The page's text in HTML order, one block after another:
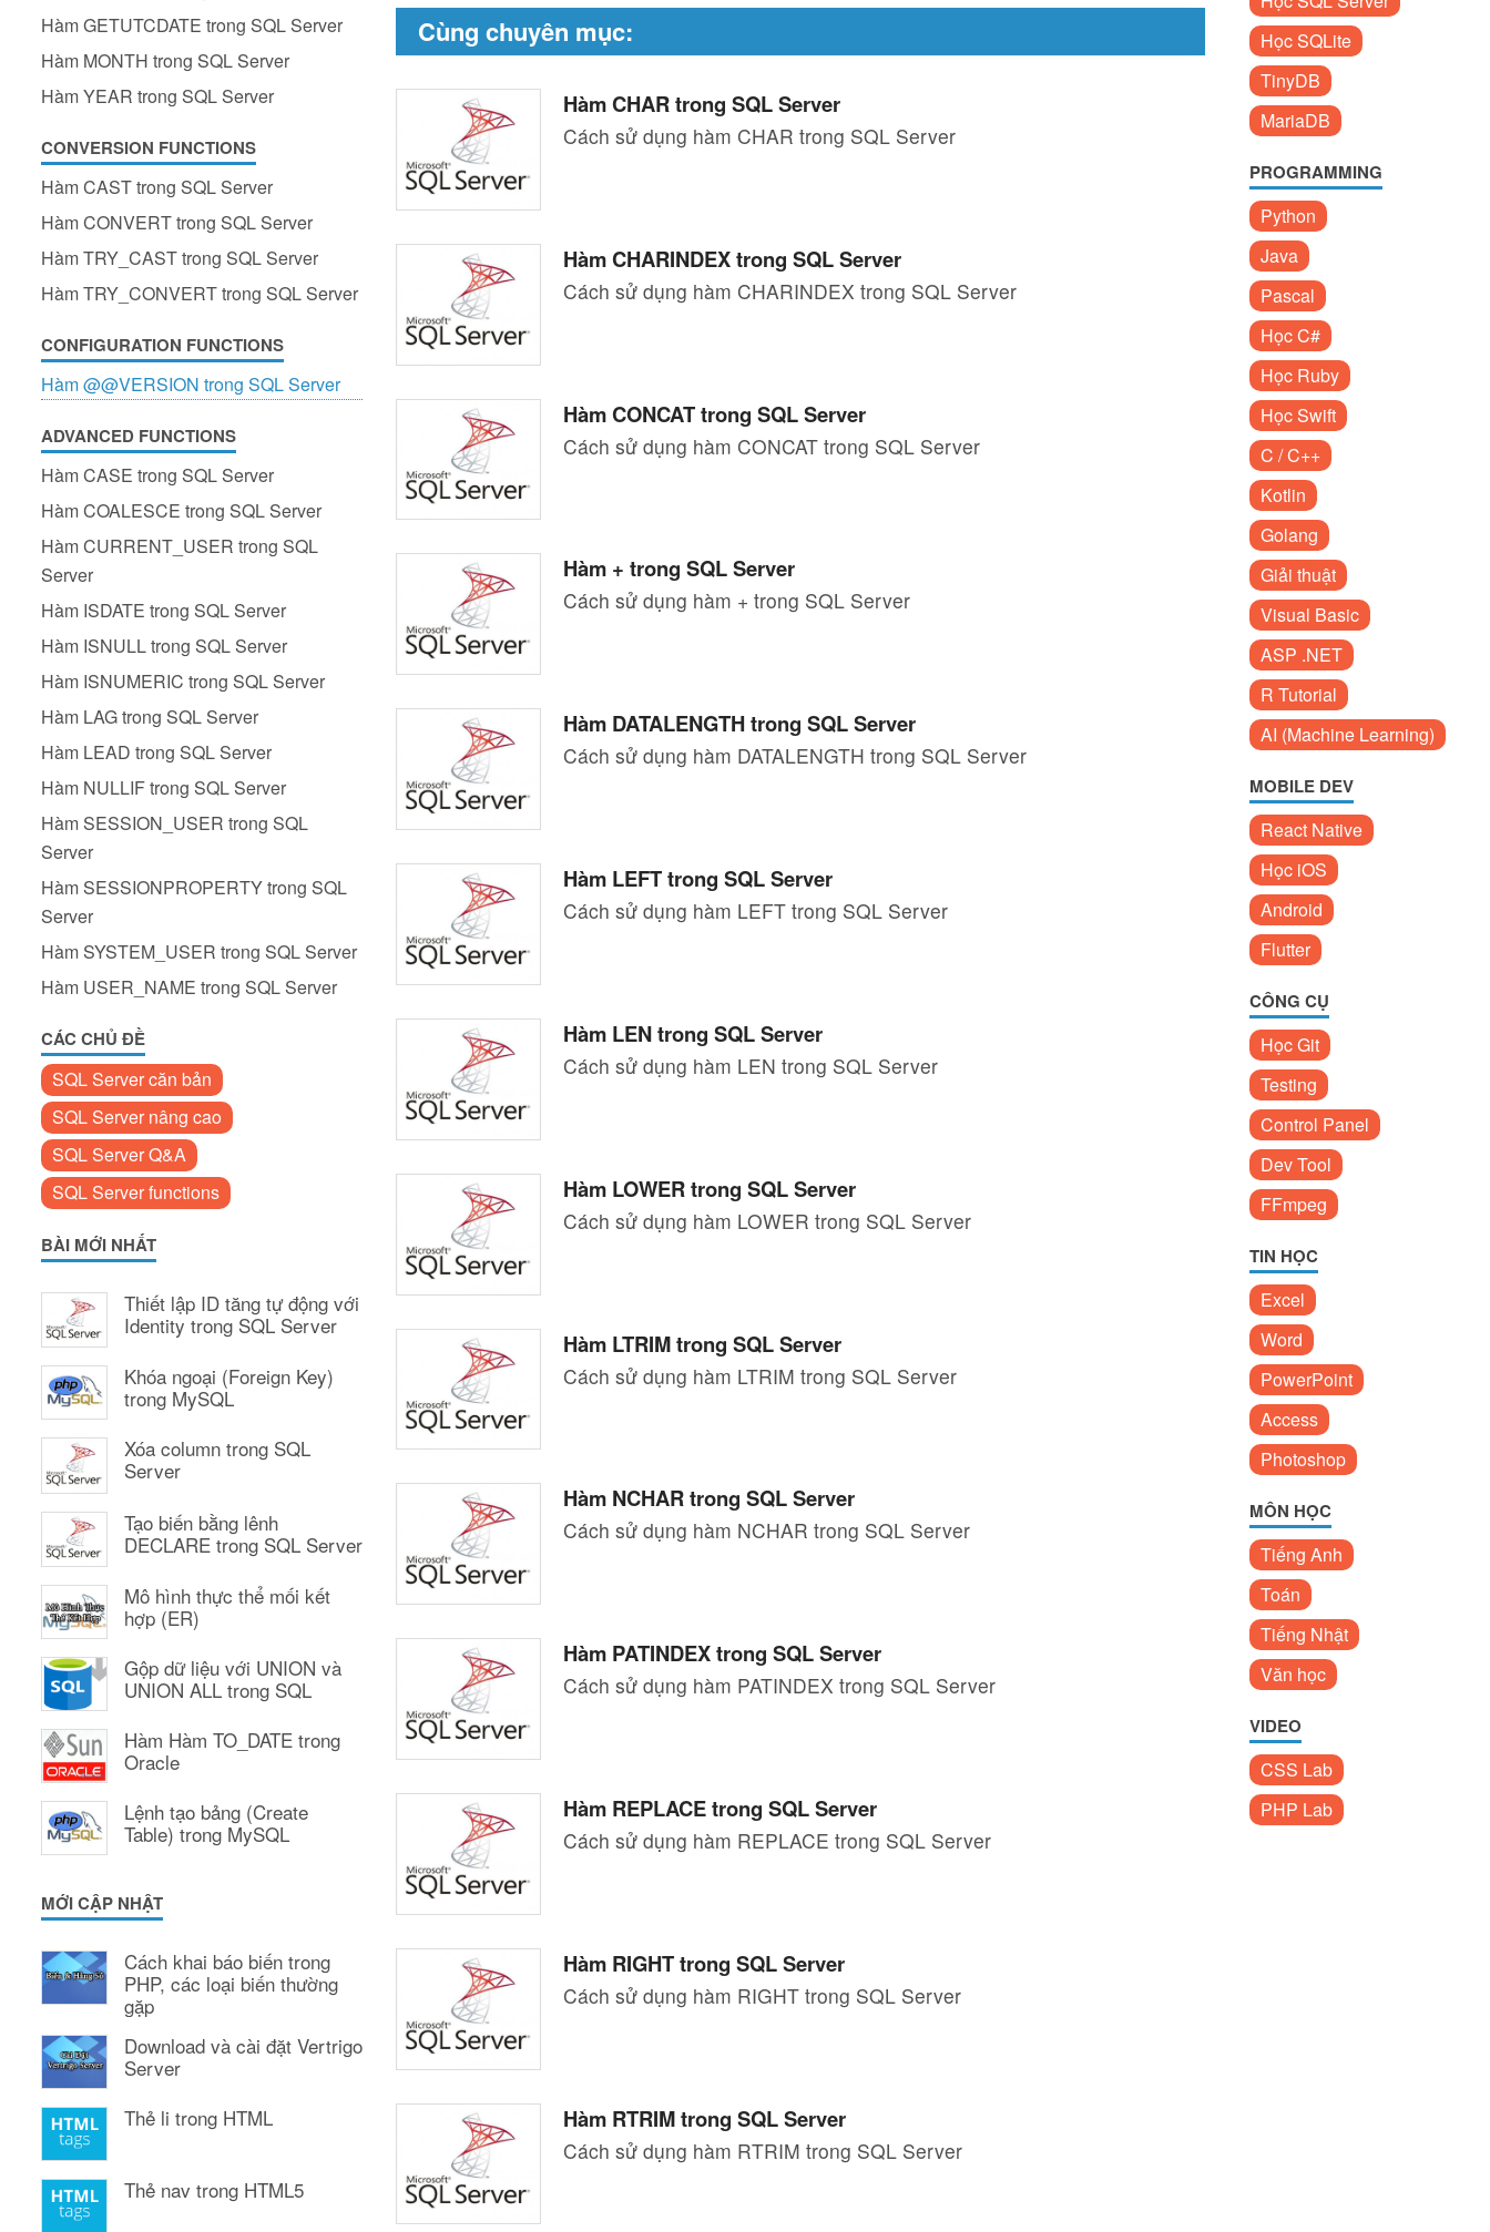
Hàm GETUTCDATE trong SQL Server
Hàm MONTH trong SQL Server
Hàm YEAR trong SQL Server
CONVERSION FUNCTIONS
Hàm CAST trong SQL Server
Hàm CONVERT trong SQL Server
Hàm TRY_CAST trong SQL Server
Hàm TRY_CONVERT trong SQL Server
CONFIGURATION FUNCTIONS
Hàm @@VERSION trong SQL Server
ADVANCED FUNCTIONS
Hàm CASE trong SQL Server
Hàm COALESCE trong SQL Server
Hàm CURRENT_USER trong SQL
Server
Hàm ISDATE trong SQL Server
Hàm ISNULL trong SQL Server
Hàm ISNUMERIC trong SQL Server
Hàm LAG trong SQL Server
Hàm LEAD trong SQL Server
Hàm NULLIF trong SQL Server
Hàm SESSION_USER trong SQL
Server
Hàm SESSIONPROPERTY trong SQL
Server
Hàm SYSTEM_USER trong SQL Server
Hàm USER_NAME trong SQL Server
CÁC CHỦ ĐỀ
SQL Server căn bản
SQL Server nâng cao
SQL Server Q&A
SQL Server functions
BÀI MỚI NHẤT
Thiết lập ID tăng tự động với
Identity trong SQL Server
Khóa ngoại (Foreign Key)
trong MySQL
Xóa column trong SQL
Server
Tạo biến bằng lênh
DECLARE trong SQL Server
Mô hình thực thể mối kết
hợp (ER)
Gộp dữ liệu với UNION và
UNION ALL trong SQL
Hàm Hàm TO_DATE trong
Oracle
Lệnh tạo bảng (Create
Table) trong MySQL
MỚI CẬP NHẬT
Cách khai báo biến trong
PHP, các loại biến thường
gặp
Download và cài đặt Vertrigo
Server
Thẻ li trong HTML
Thẻ nav trong HTML5
Cùng chuyên mục:
Hàm CHAR trong SQL Server
Cách sử dụng hàm CHAR trong SQL Server
Hàm CHARINDEX trong SQL Server
Cách sử dụng hàm CHARINDEX trong SQL Server
Hàm CONCAT trong SQL Server
Cách sử dụng hàm CONCAT trong SQL Server
Hàm + trong SQL Server
Cách sử dụng hàm + trong SQL Server
Hàm DATALENGTH trong SQL Server
Cách sử dụng hàm DATALENGTH trong SQL Server
Hàm LEFT trong SQL Server
Cách sử dụng hàm LEFT trong SQL Server
Hàm LEN trong SQL Server
Cách sử dụng hàm LEN trong SQL Server
Hàm LOWER trong SQL Server
Cách sử dụng hàm LOWER trong SQL Server
Hàm LTRIM trong SQL Server
Cách sử dụng hàm LTRIM trong SQL Server
Hàm NCHAR trong SQL Server
Cách sử dụng hàm NCHAR trong SQL Server
Hàm PATINDEX trong SQL Server
Cách sử dụng hàm PATINDEX trong SQL Server
Hàm REPLACE trong SQL Server
Cách sử dụng hàm REPLACE trong SQL Server
Hàm RIGHT trong SQL Server
Cách sử dụng hàm RIGHT trong SQL Server
Hàm RTRIM trong SQL Server
Cách sử dụng hàm RTRIM trong SQL Server
Học SQLite
TinyDB
MariaDB
PROGRAMMING
Python
Java
Pascal
Học C#
Học Ruby
Học Swift
C / C++
Kotlin
Golang
Giải thuật
Visual Basic
ASP .NET
R Tutorial
AI (Machine Learning)
MOBILE DEV
React Native
Học iOS
Android
Flutter
CÔNG CỤ
Học Git
Testing
Control Panel
Dev Tool
FFmpeg
TIN HỌC
Excel
Word
PowerPoint
Access
Photoshop
MÔN HỌC
Tiếng Anh
Toán
Tiếng Nhật
Văn học
VIDEO
CSS Lab
PHP Lab